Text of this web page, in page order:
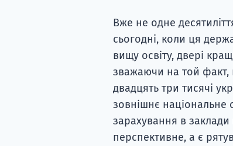
Вже не одне
сьогодні, коли ця
вищу освіту, двері
зважаючи на той факт,
двадцять три тисячі
зовнішнє
зарахування в
перспективне, а є